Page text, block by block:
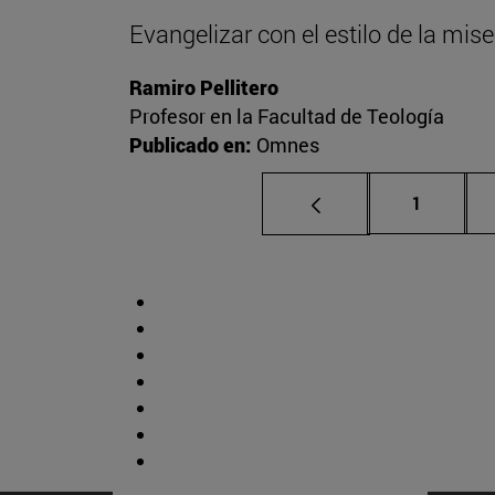
Evangelizar con el estilo de la
Ramiro Pellitero
Profesor en la Facultad de Teología
Publicado en: Omnes
Página
1